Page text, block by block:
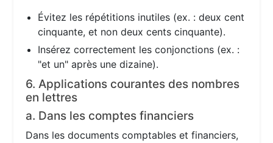
Évitez les répétitions inutiles (ex. : deux cent
cinquante, et non deux cents cinquante).
Insérez correctement les conjonctions (ex. :
"et un" après une dizaine).
6. Applications courantes des nombres
en lettres
a. Dans les comptes financiers
Dans les documents comptables et financiers,